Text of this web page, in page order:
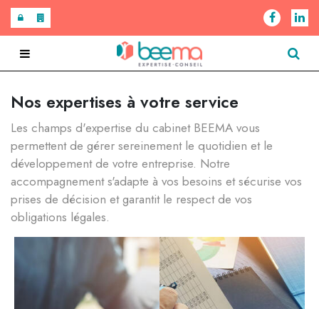
Notre cabinet
Présentation
Notre bureau
Notre équipe
Recrutement
Nos expertises
Comptabilité et fiscalité
Audit et commissariat aux comptes
RH et Paie
Création d'entreprise
Actualités
Blog
Contact
Nos expertises à votre service
Les champs d'expertise du cabinet BEEMA vous
permettent de gérer sereinement le quotidien et le
développement de votre entreprise. Notre
accompagnement s'adapte à vos besoins et sécurise vos
prises de décision et garantit le respect de vos
obligations légales.